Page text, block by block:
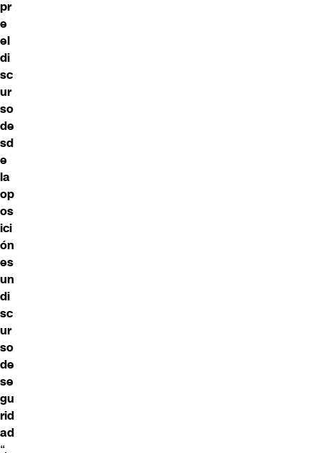
pr
e
el
di
sc
ur
so
de
sd
e
la
op
os
ici
ón
es
un
di
sc
ur
so
de
se
gu
rid
ad
“.